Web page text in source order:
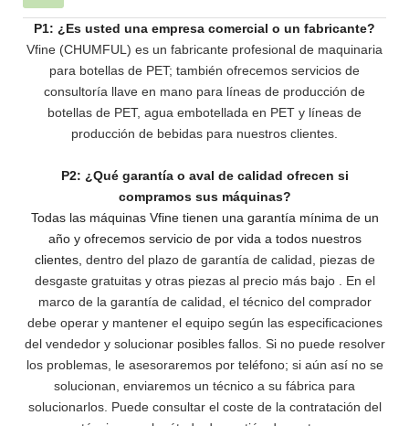
P1: ¿Es usted una empresa comercial o un fabricante?
Vfine (CHUMFUL) es un fabricante profesional de maquinaria
para botellas de PET; también ofrecemos servicios de
consultoría llave en mano para líneas de producción de
botellas de PET, agua embotellada en PET y líneas de
producción de bebidas para nuestros clientes.
P2: ¿Qué garantía o aval de calidad ofrecen si
compramos sus máquinas?
Todas las máquinas Vfine tienen una garantía mínima de un
año y ofrecemos servicio de por vida a todos nuestros
clientes, dentro del plazo de garantía de calidad, piezas de
desgaste gratuitas y otras piezas al precio más bajo
. En el
marco de la garantía de calidad, el técnico del comprador
debe operar y mantener el equipo según las especificaciones
del vendedor y solucionar posibles fallos. Si no puede resolver
los problemas, le asesoraremos por teléfono; si aún así no se
solucionan, enviaremos un técnico a su fábrica para
solucionarlos. Puede consultar el coste de la contratación del